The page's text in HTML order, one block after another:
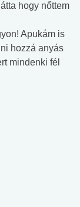
hogy nőttem
Apukám is
hozzá anyás
mindenki fél